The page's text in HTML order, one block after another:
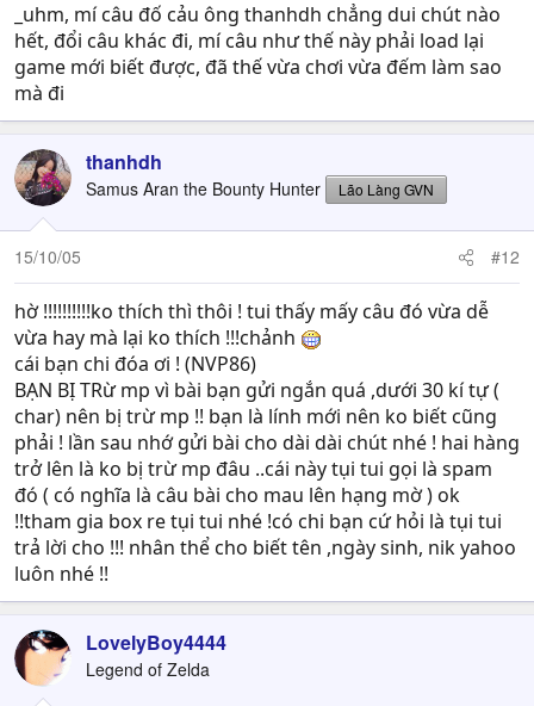
_uhm, mí câu đố cảu ông thanhdh chẳng dui chút nào
hết, đổi câu khác đi, mí câu như thế này phải load lại
game mới biết được, đã thế vừa chơi vừa đếm làm sao
mà đi
thanhdh
Samus Aran the Bounty Hunter Lão Làng GVN
15/10/05 #12
hờ !!!!!!!!!!ko thích thì thôi ! tui thấy mấy câu đó vừa dễ
vừa hay mà lại ko thích !!!chảnh
cái bạn chi đóa ơi ! (NVP86)
BẠN BỊ TRừ mp vì bài bạn gửi ngắn quá ,dưới 30 kí tự (
char) nên bị trừ mp !! bạn là lính mới nên ko biết cũng
phải ! lần sau nhớ gửi bài cho dài dài chút nhé ! hai hàng
trở lên là ko bị trừ mp đâu ..cái này tụi tui gọi là spam
đó ( có nghĩa là câu bài cho mau lên hạng mờ ) ok
!!tham gia box re tụi tui nhé !có chi bạn cứ hỏi là tụi tui
trả lời cho !!! nhân thể cho biết tên ,ngày sinh, nik yahoo
luôn nhé !!
LovelyBoy4444
Legend of Zelda